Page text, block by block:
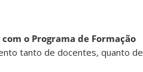
o Programa de Formação
tanto de docentes, quanto de